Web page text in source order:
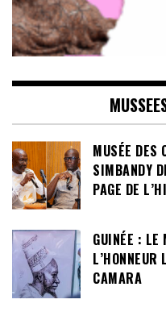
MUSÉE DES
SIMBANDY
PAGE DE
GUINÉE : LE
CAMARA